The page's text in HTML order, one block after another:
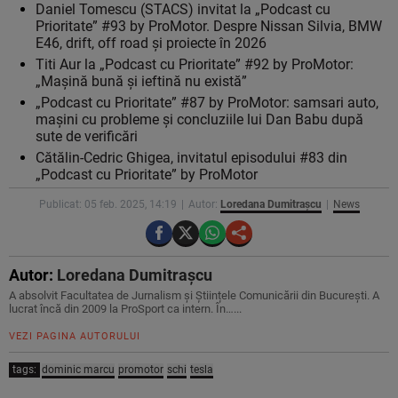
Daniel Tomescu (STACS) invitat la „Podcast cu
Prioritate” #93 by ProMotor. Despre Nissan Silvia, BMW
E46, drift, off road și proiecte în 2026
Titi Aur la „Podcast cu Prioritate” #92 by ProMotor:
„Mașină bună și ieftină nu există”
„Podcast cu Prioritate” #87 by ProMotor: samsari auto,
mașini cu probleme și concluziile lui Dan Babu după
sute de verificări
Cătălin-Cedric Ghigea, invitatul episodului #83 din
„Podcast cu Prioritate” by ProMotor
Publicat: 05 feb. 2025, 14:19 Autor: Loredana Dumitrașcu News
Autor: Loredana Dumitrașcu
A absolvit Facultatea de Jurnalism și Științele Comunicării din București. A
lucrat încă din 2009 la ProSport ca intern. În…...
VEZI PAGINA AUTORULUI
tags: dominic marcu promotor schi tesla